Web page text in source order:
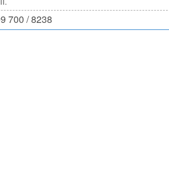
700 / 8238